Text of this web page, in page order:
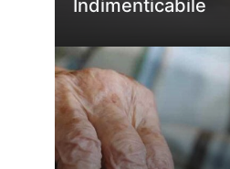
Indimenticabile